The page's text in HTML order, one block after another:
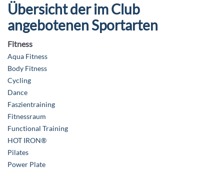
Übersicht der im Club
angebotenen Sportarten
Fitness
Aqua Fitness
Body Fitness
Cycling
Dance
Faszientraining
Fitnessraum
Functional Training
HOT IRON®
Pilates
Power Plate